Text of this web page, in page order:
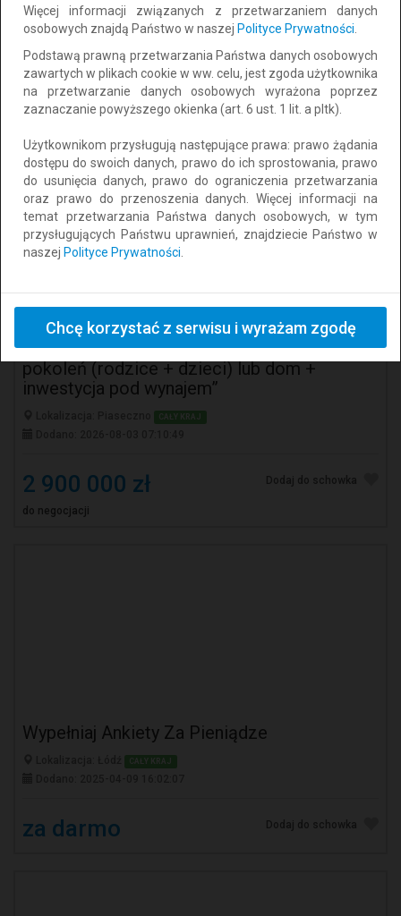
Lokalizacja: Krasiczyn CAŁY KRAJ
Dodano: 2026-08-04 13:22:37
5 000 zł
do negocjacji
Dodaj do schowka
„Unikalna nieruchomość z dwoma
niezależnymi domami – idealna dla dwóch
pokoleń (rodzice + dzieci) lub dom +
inwestycja pod wynajem”
CAŁY KRAJ
2 900 000 zł
do negocjacji
Dodaj do schowka
Wypełniaj Ankiety Za Pieniądze
CAŁY KRAJ
za darmo Dodaj do schowka
Więcej informacji związanych z przetwarzaniem danych
osobowych znajdą Państwo w naszej Polityce Prywatności
Podstawą prawną przetwarzania Państwa danych osobowych
zawartych w plikach cookie w ww. celu, jest zgoda użytkownika
na przetwarzanie danych osobowych wyrażona poprzez
zaznaczanie powyższego okienka (art. 6 ust. 1 lit. a pltk).
Użytkownikom przysługują następujące prawa: prawo żądania
dostępu do swoich danych, prawo do ich sprostowania, prawo
do usunięcia danych, prawo do ograniczenia przetwarzania
oraz prawo do przenoszenia danych. Więcej informacji na
temat przetwarzania Państwa danych osobowych, w tym
przysługujących Państwu uprawnień, znajdziecie Państwo w
naszej Polityce Prywatności
Chcę korzystać z serwisu i wyrażam zgodę